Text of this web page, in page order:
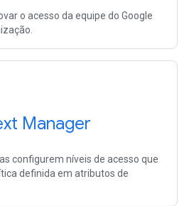
o acesso da equipe do Google
Manager
configurem níveis de acesso que
definida em atributos de